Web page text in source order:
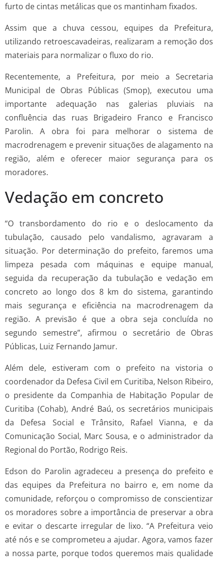
furto de cintas metálicas que os mantinham fixados.
Assim que a chuva cessou, equipes da Prefeitura,
utilizando retroescavadeiras, realizaram a remoção dos
materiais para normalizar o fluxo do rio.
Recentemente, a Prefeitura, por meio a Secretaria
Municipal de Obras Públicas (Smop), executou uma
importante adequação nas galerias pluviais na
confluência das ruas Brigadeiro Franco e Francisco
Parolin. A obra foi para melhorar o sistema de
macrodrenagem e prevenir situações de alagamento na
região, além e oferecer maior segurança para os
moradores.
Vedação em concreto
“O transbordamento do rio e o deslocamento da
tubulação, causado pelo vandalismo, agravaram a
situação. Por determinação do prefeito, faremos uma
limpeza pesada com máquinas e equipe manual,
seguida da recuperação da tubulação e vedação em
concreto ao longo dos 8 km do sistema, garantindo
mais segurança e eficiência na macrodrenagem da
região. A previsão é que a obra seja concluída no
segundo semestre”, afirmou o secretário de Obras
Públicas, Luiz Fernando Jamur.
Além dele, estiveram com o prefeito na vistoria o
coordenador da Defesa Civil em Curitiba, Nelson Ribeiro,
o presidente da Companhia de Habitação Popular de
Curitiba (Cohab), André Baú, os secretários municipais
da Defesa Social e Trânsito, Rafael Vianna, e da
Comunicação Social, Marc Sousa, e o administrador da
Regional do Portão, Rodrigo Reis.
Edson do Parolin agradeceu a presença do prefeito e
das equipes da Prefeitura no bairro e, em nome da
comunidade, reforçou o compromisso de conscientizar
os moradores sobre a importância de preservar a obra
e evitar o descarte irregular de lixo. “A Prefeitura veio
até nós e se comprometeu a ajudar. Agora, vamos fazer
a nossa parte, porque todos queremos mais qualidade